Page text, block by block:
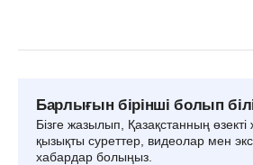
Барлығын бірінші болып
Бізге жазылып, Қазақстанның
қызықты суреттер, видеолар мен
хабардар болыңыз.